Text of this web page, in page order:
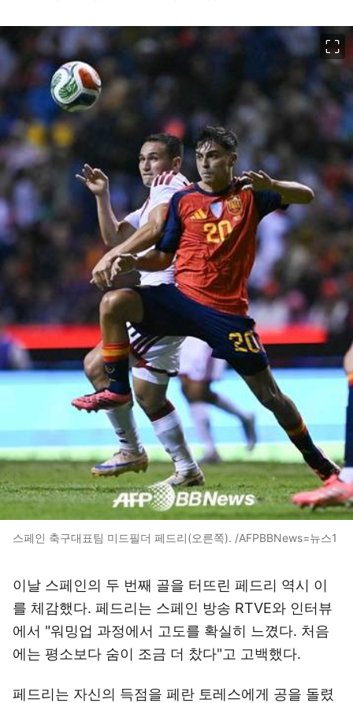
스페인 축구대표팀 미드필더 페드리(오른쪽). /AFPBBNews=뉴스1
이날 스페인의 두 번째 골을 터뜨린 페드리 역시 이
를 체감했다. 페드리는 스페인 방송 RTVE와 인터뷰
에서 "워밍업 과정에서 고도를 확실히 느꼈다. 처음
에는 평소보다 숨이 조금 더 찼다"고 고백했다.
페드리는 자신의 득점을 페란 토레스에게 공을 돌렸